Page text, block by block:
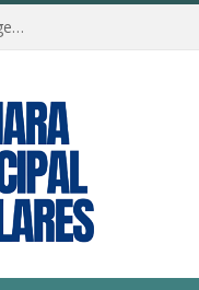
Câmara Municipal de Colares realiza Sessão Solene em Homenagem ao Dia das Mães